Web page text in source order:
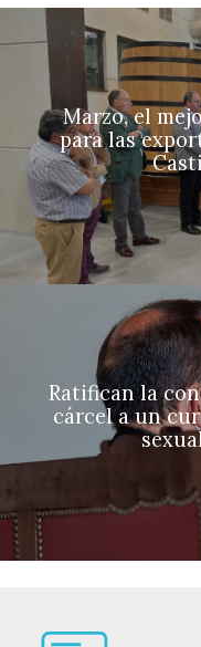
Marzo, el
para las
Ratifican la
cárcel a un